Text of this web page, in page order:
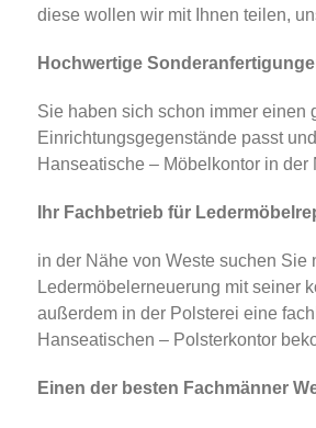
diese wollen wir mit Ihnen teilen,
Hochwertige
Sie haben sich schon immer einen
Einrichtungsgegenstände passt
Hanseatische – Möbelkontor in
Ihr Fachbetrieb für
in der Nähe von Weste suchen
Ledermöbelerneuerung mit seiner
außerdem in der Polsterei eine
Hanseatischen – Polsterkontor
Einen der besten Fachmänner